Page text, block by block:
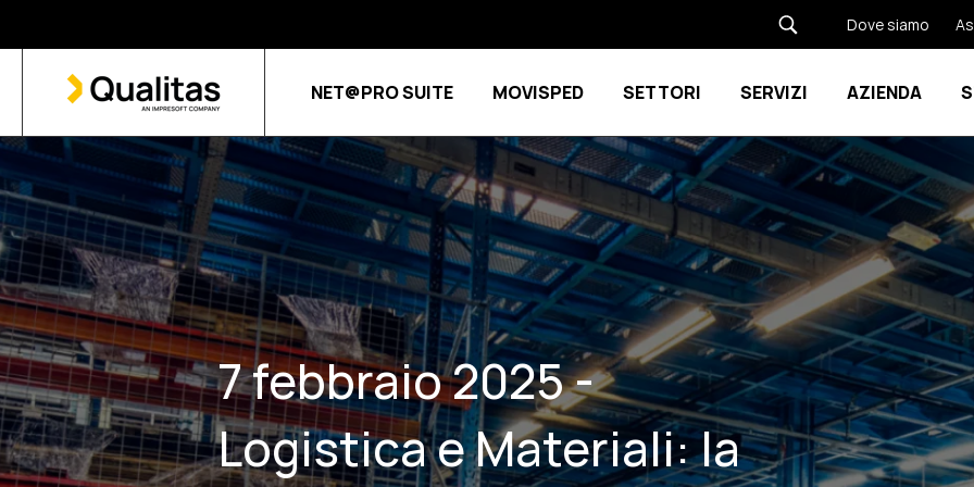
Dove siamo
NET@PRO SUITE MOVISPED Show submenu for Movisped
SETTORI Show submenu for SETTORI
SERVIZI AZIENDA
7 febbraio 2025 -
Logistica e Materiali: la